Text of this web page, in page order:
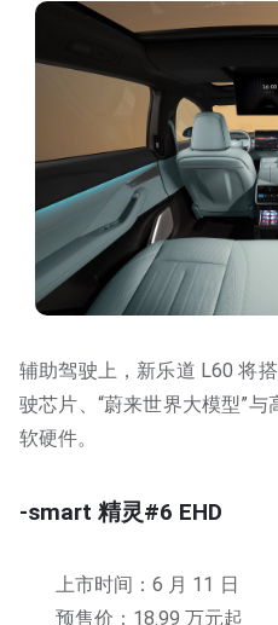
辅助驾驶上，新乐道 L60 将
驶芯片、“蔚来世界大模型”
软硬件。
-smart 精灵#6 EHD
上市时间：6 月 11 日
预售价：18.99 万元起